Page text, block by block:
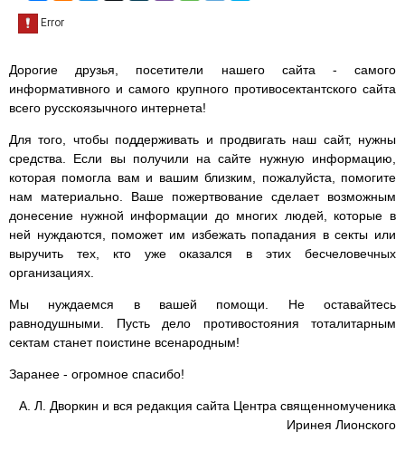
Дорогие друзья, посетители нашего сайта - самого
информативного и самого крупного противосектантского сайта
всего русскоязычного интернета!
Для того, чтобы поддерживать и продвигать наш сайт, нужны
средства. Если вы получили на сайте нужную информацию,
которая помогла вам и вашим близким, пожалуйста, помогите
нам материально. Ваше пожертвование сделает возможным
донесение нужной информации до многих людей, которые в
ней нуждаются, поможет им избежать попадания в секты или
выручить тех, кто уже оказался в этих бесчеловечных
организациях.
Мы нуждаемся в вашей помощи. Не оставайтесь
равнодушными. Пусть дело противостояния тоталитарным
сектам станет поистине всенародным!
Заранее - огромное спасибо!
А. Л. Дворкин и вся редакция сайта Центра священномученика
Иринея Лионского